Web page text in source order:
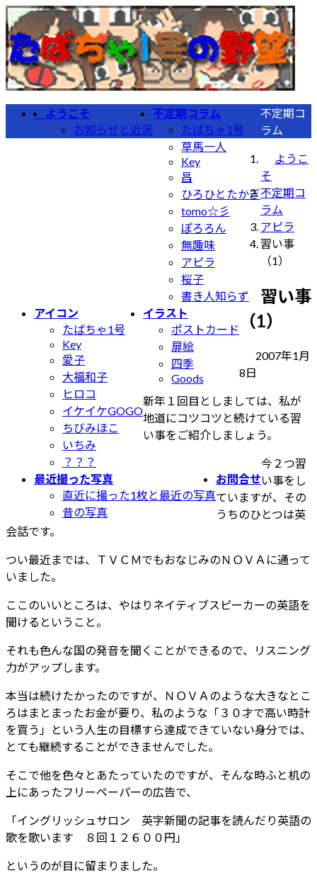
コ
ン
テ
ン
ツ
ナ
ビ
ゲ
ー
シ
ようこそ
お知らせと近況
不定期コラム
たばちゃ1号
草馬一人
Key
昌
ひろひとたかぎ
tomo☆彡
ぽろろん
無趣味
アピラ
桜子
書き人知らず
アイコン
たばちゃ1号
Key
愛子
大福和子
ヒロコ
イケイケGOGO
ちびみほこ
いちみ
？？？
イラスト
ポストカード
扉絵
四季
Goods
最近撮った写真
直近に撮った1枚と最近の写真
昔の写真
お問合せ
不定期コ
ラム
ようこ
そ
不定期コ
ラム
アピラ
習い事
（1）
習い事
（1）
2007年1月
8日
更
新
時
:
新年１回目としましては、私が
地道にコツコツと続けている習
い事をご紹介しましょう。
今２つ習
い事をし
ていますが、その
うちのひとつは英
会話です。
つい最近までは、ＴＶＣＭでもおなじみのＮＯＶＡに通って
いました。
ここのいいところは、やはりネイティブスピーカーの英語を
聞けるということ。
それも色んな国の発音を聞くことができるので、リスニング
力がアップします。
本当は続けたかったのですが、ＮＯＶＡのような大きなとこ
ろはまとまったお金が要り、私のような「３０才で高い時計
を買う」という人生の目標すら達成できていない身分では、
とても継続することができませんでした。
そこで他を色々とあたっていたのですが、そんな時ふと机の
上にあったフリーペーパーの広告で、
「イングリッシュサロン 英字新聞の記事を読んだり英語の
歌を歌います ８回１２６００円」
というのが目に留まりました。